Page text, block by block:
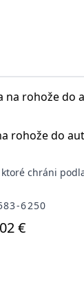
rohože do
chráni
6250
€